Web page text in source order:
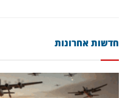
חדשות אחרונות